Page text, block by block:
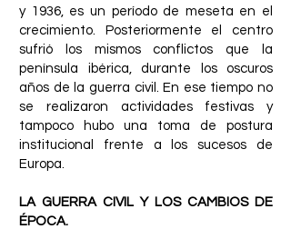
y 1936, es un período de meseta en el
crecimiento. Posteriormente el centro
sufrió los mismos conflictos que la
península ibérica, durante los oscuros
años de la guerra civil. En ese tiempo no
se realizaron actividades festivas y
tampoco hubo una toma de postura
institucional frente a los sucesos de
Europa.
LA GUERRA CIVIL Y LOS CAMBIOS DE
ÉPOCA.